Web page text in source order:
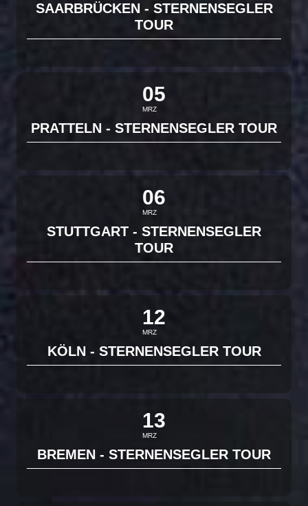
SAARBRÜCKEN - STERNENSEGLER
TOUR
05
MRZ
PRATTELN - STERNENSEGLER TOUR
06
MRZ
STUTTGART - STERNENSEGLER
TOUR
12
MRZ
KÖLN - STERNENSEGLER TOUR
13
MRZ
BREMEN - STERNENSEGLER TOUR